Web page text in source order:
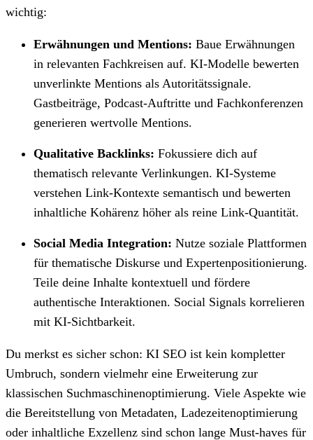
wichtig:
Erwähnungen und Mentions: Baue Erwähnungen
in relevanten Fachkreisen auf. KI-Modelle bewerten
unverlinkte Mentions als Autoritätssignale.
Gastbeiträge, Podcast-Auftritte und Fachkonferenzen
generieren wertvolle Mentions.
Qualitative Backlinks: Fokussiere dich auf
thematisch relevante Verlinkungen. KI-Systeme
verstehen Link-Kontexte semantisch und bewerten
inhaltliche Kohärenz höher als reine Link-Quantität.
Social Media Integration: Nutze soziale Plattformen
für thematische Diskurse und Expertenpositionierung.
Teile deine Inhalte kontextuell und fördere
authentische Interaktionen. Social Signals korrelieren
mit KI-Sichtbarkeit.
Du merkst es sicher schon: KI SEO ist kein kompletter
Umbruch, sondern vielmehr eine Erweiterung zur
klassischen Suchmaschinenoptimierung. Viele Aspekte wie
die Bereitstellung von Metadaten, Ladezeitenoptimierung
oder inhaltliche Exzellenz sind schon lange Must-haves für